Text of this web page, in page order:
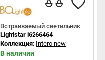
Встраиваемый светильник
Lightstar i6266464
Коллекция: Intero new
В наличии